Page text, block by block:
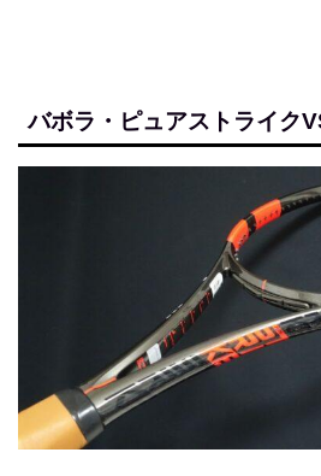
バボラ・ピュアストライク